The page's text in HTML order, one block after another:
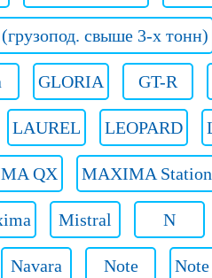
свыше 3-х тонн)
GLORIA GT-R
LAUREL LEOPARD
QX MAXIMA Station
Mistral N
Navara Note